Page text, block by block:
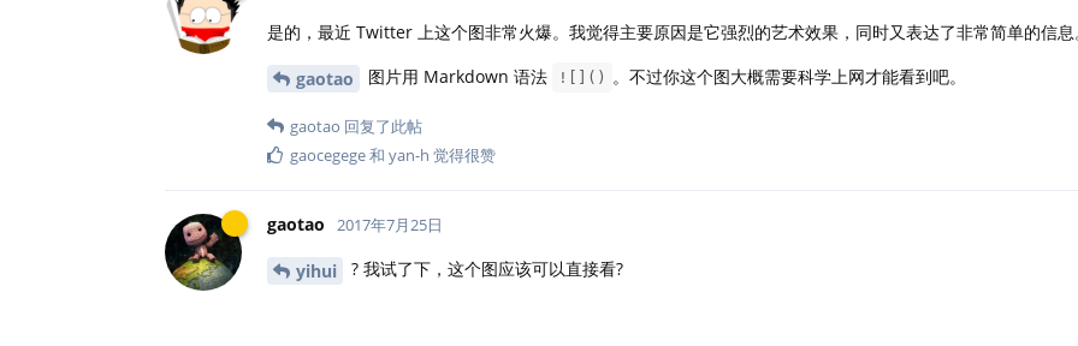
是的，最近 Twitter 上这个图非常火爆。我觉得主要原因是它强烈的艺术效果，同时又表达了非常简单的信
gaotao 图片用 Markdown 语法 ![]() 。不过你这个图大概需要科学上网才能看到吧。
gaotao 回复了此帖
gaocegege和 yan-h 觉得很赞
gaotao 2017年7月25日
yihui ? 我试了下，这个图应该可以直接看?